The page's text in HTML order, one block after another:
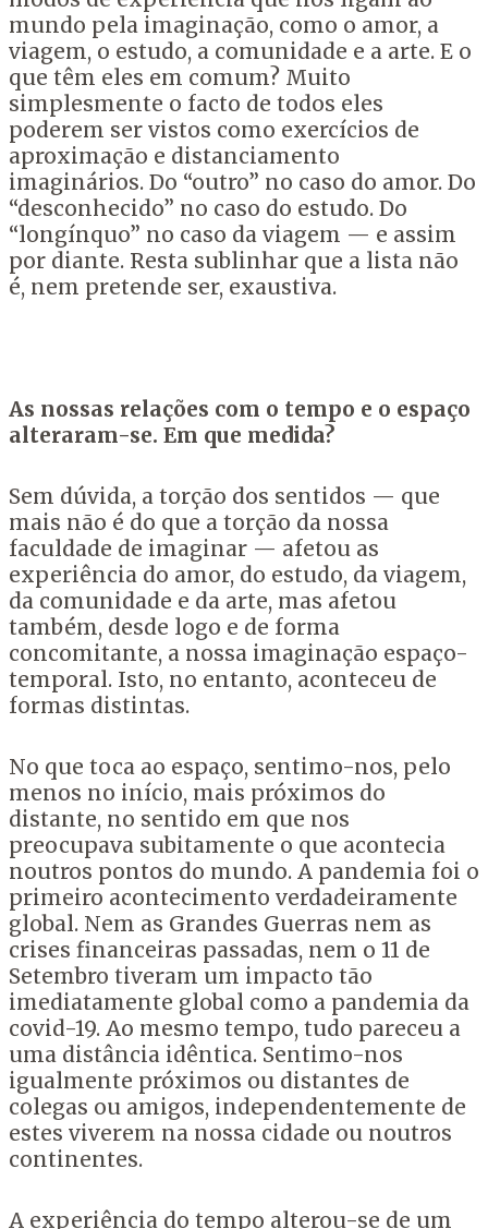
mundo pela imaginação, como o amor, a
viagem, o estudo, a comunidade e a arte. E o
que têm eles em comum? Muito
simplesmente o facto de todos eles
poderem ser vistos como exercícios de
aproximação e distanciamento
imaginários. Do “outro” no caso do amor. Do
“desconhecido” no caso do estudo. Do
“longínquo” no caso da viagem — e assim
por diante. Resta sublinhar que a lista não
é, nem pretende ser, exaustiva.
As nossas relações com o tempo e o espaço
alteraram-se. Em que medida?
Sem dúvida, a torção dos sentidos — que
mais não é do que a torção da nossa
faculdade de imaginar — afetou as
experiência do amor, do estudo, da viagem,
da comunidade e da arte, mas afetou
também, desde logo e de forma
concomitante, a nossa imaginação espaço-
temporal. Isto, no entanto, aconteceu de
formas distintas.
No que toca ao espaço, sentimo-nos, pelo
menos no início, mais próximos do
distante, no sentido em que nos
preocupava subitamente o que acontecia
noutros pontos do mundo. A pandemia foi o
primeiro acontecimento verdadeiramente
global. Nem as Grandes Guerras nem as
crises financeiras passadas, nem o 11 de
Setembro tiveram um impacto tão
imediatamente global como a pandemia da
covid-19. Ao mesmo tempo, tudo pareceu a
uma distância idêntica. Sentimo-nos
igualmente próximos ou distantes de
colegas ou amigos, independentemente de
estes viverem na nossa cidade ou noutros
continentes.
A experiência do tempo alterou-se de um